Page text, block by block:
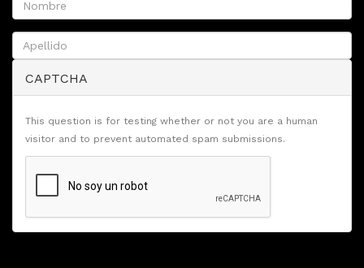
CAPTCHA
This question is for testing whether or not you are a human
visitor and to prevent automated spam submissions.